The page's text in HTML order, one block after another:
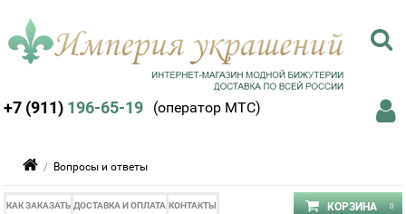
+7 (911) 196-65-19 (оператор МТС)
/ Вопросы и ответы
КАК ЗАКАЗАТЬ ДОСТАВКА И ОПЛАТА КОНТАКТЫ